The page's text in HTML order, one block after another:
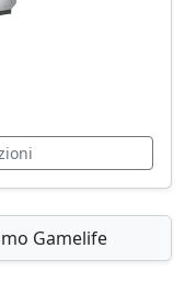
Gamelife